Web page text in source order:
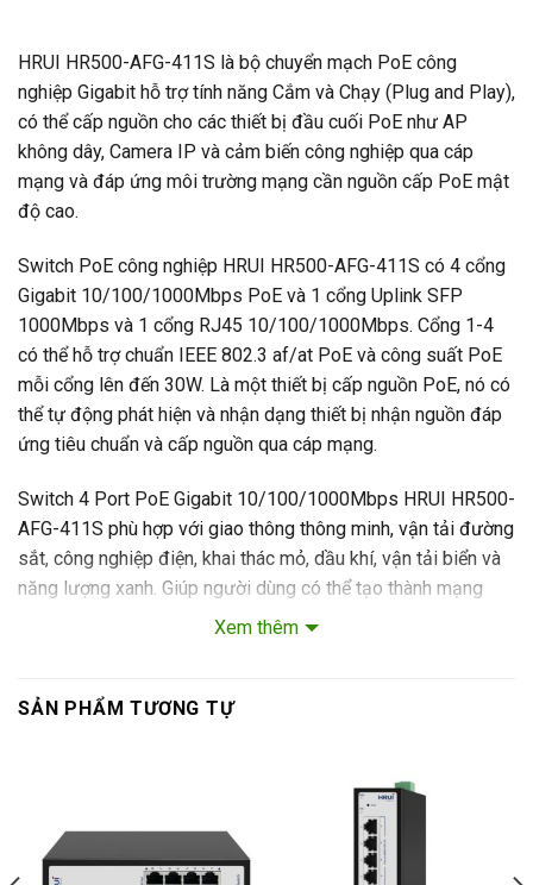
HRUI HR500-AFG-411S là bộ chuyển mạch PoE công
nghiệp Gigabit hỗ trợ tính năng Cắm và Chạy (Plug and Play),
có thể cấp nguồn cho các thiết bị đầu cuối PoE như AP
không dây, Camera IP và cảm biến công nghiệp qua cáp
mạng và đáp ứng môi trường mạng cần nguồn cấp PoE mật
độ cao.
Switch PoE công nghiệp HRUI HR500-AFG-411S có 4 cổng
Gigabit 10/100/1000Mbps PoE và 1 cổng Uplink SFP
1000Mbps và 1 cổng RJ45 10/100/1000Mbps. Cổng 1-4
có thể hỗ trợ chuẩn IEEE 802.3 af/at PoE và công suất PoE
mỗi cổng lên đến 30W. Là một thiết bị cấp nguồn PoE, nó có
thể tự động phát hiện và nhận dạng thiết bị nhận nguồn đáp
ứng tiêu chuẩn và cấp nguồn qua cáp mạng.
Switch 4 Port PoE Gigabit 10/100/1000Mbps HRUI HR500-
AFG-411S phù hợp với giao thông thông minh, vận tải đường
sắt, công nghiệp điện, khai thác mỏ, dầu khí, vận tải biển và
năng lượng xanh. Giúp người dùng có thể tạo thành mạng
truyền thông Ethernet hiệu quả về chi phí, ổn định và đáng tin
Contents [Ẩn
Tính năng chính Switch công nghiệp 4 cổng
PoE 1000Mbps + 1-Port RJ45 + 1 khe cắm SFP
Gigabit HRUI HR500-AFG-411S
Xem thêm
SẢN PHẨM TƯƠNG TỰ